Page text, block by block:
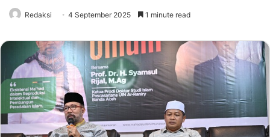
Redaksi 4 September 2025 1 minute read